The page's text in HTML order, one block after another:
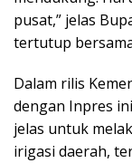
pusat,” jelas
tertutup
Dalam rilis
dengan Inpres
jelas untuk
irigasi daerah,